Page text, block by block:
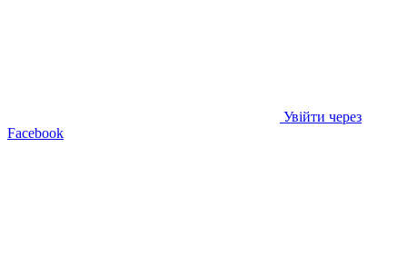
Увійти через
Facebook